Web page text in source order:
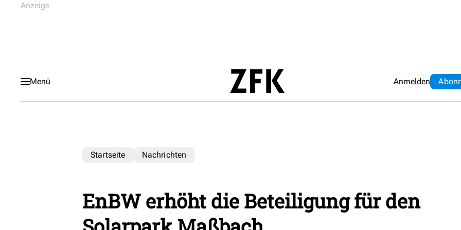
Menü Anmelden Abo
Startseite Nachrichten
EnBW erhöht die Beteiligung für den